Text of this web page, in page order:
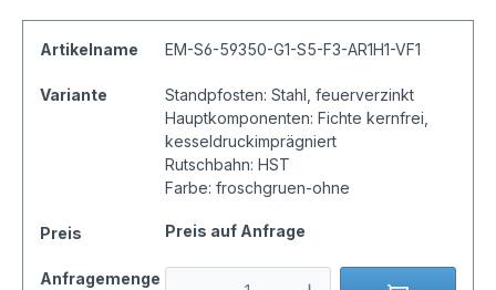
Artikelname EM-S6-59350-G1-S5-F3-AR1H1-VF1
Variante
Standpfosten: Stahl, feuerverzinkt
Hauptkomponenten: Fichte kernfrei,
kesseldruckimprägniert
Rutschbahn: HST
Farbe: froschgruen-ohne
Preis Preis auf Anfrage
Anfragemenge